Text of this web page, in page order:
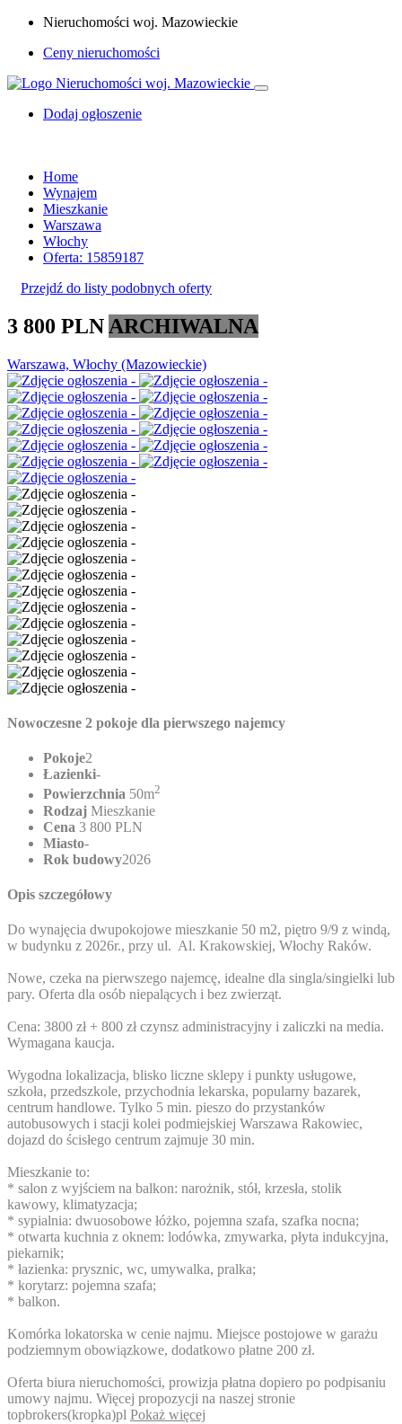
Nieruchomości woj. Mazowieckie
Ceny nieruchomości
Dodaj ogłoszenie
Home
Wynajem
Mieszkanie
Warszawa
Włochy
Oferta: 15859187
Przejdź do listy podobnych oferty
3 800 PLN ARCHIWALNA
Warszawa, Włochy (Mazowieckie)
Nowoczesne 2 pokoje dla pierwszego najemcy
Pokoje2
Łazienki-
Powierzchnia 50m2
Rodzaj Mieszkanie
Cena 3 800 PLN
Miasto-
Rok budowy2026
Opis szczegółowy
Do wynajęcia dwupokojowe mieszkanie 50 m2, piętro 9/9 z windą,
w budynku z 2026r., przy ul. Al. Krakowskiej, Włochy Raków.
Nowe, czeka na pierwszego najemcę, idealne dla singla/singielki lub
pary. Oferta dla osób niepalących i bez zwierząt.
Cena: 3800 zł + 800 zł czynsz administracyjny i zaliczki na media.
Wymagana kaucja.
Wygodna lokalizacja, blisko liczne sklepy i punkty usługowe,
szkoła, przedszkole, przychodnia lekarska, popularny bazarek,
centrum handlowe. Tylko 5 min. pieszo do przystanków
autobusowych i stacji kolei podmiejskiej Warszawa Rakowiec,
dojazd do ścisłego centrum zajmuje 30 min.
Mieszkanie to:
* salon z wyjściem na balkon: narożnik, stół, krzesła, stolik
kawowy, klimatyzacja;
* sypialnia: dwuosobowe łóżko, pojemna szafa, szafka nocna;
* otwarta kuchnia z oknem: lodówka, zmywarka, płyta indukcyjna,
piekarnik;
* łazienka: prysznic, wc, umywalka, pralka;
* korytarz: pojemna szafa;
* balkon.
Komórka lokatorska w cenie najmu. Miejsce postojowe w garażu
podziemnym obowiązkowe, dodatkowo płatne 200 zł.
Oferta biura nieruchomości, prowizja płatna dopiero po podpisaniu
umowy najmu. Więcej propozycji na naszej stronie
topbrokers(kropka)pl Pokaż więcej